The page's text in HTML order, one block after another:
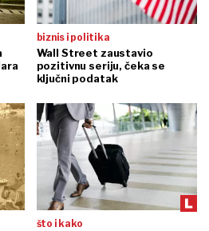
biznis i politika
Wall Street zaustavio
pozitivnu seriju, čeka se
ključni podatak
što i kako